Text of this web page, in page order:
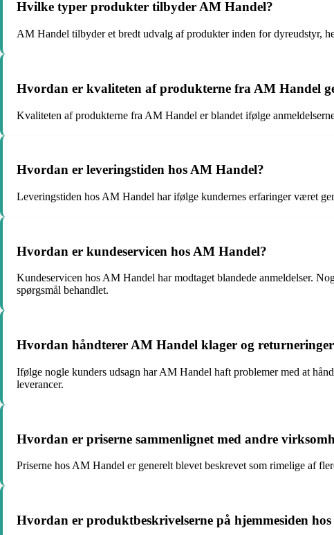
Hvilke typer produkter tilbyder AM Handel?
AM Handel tilbyder et bredt udvalg af produkter inden for dyreudstyr,
Hvordan er kvaliteten af produkterne fra AM Handel
Kvaliteten af produkterne fra AM Handel er blandet ifølge
Hvordan er leveringstiden hos AM Handel?
Leveringstiden hos AM Handel har ifølge kundernes erfaringer været
Hvordan er kundeservicen hos AM Handel?
Kundeservicen hos AM Handel har modtaget blandede anmeldelser.
spørgsmål behandlet.
Hvordan håndterer AM Handel klager og
Ifølge nogle kunders udsagn har AM Handel haft problemer med at
leverancer.
Hvordan er priserne sammenlignet med andre
Priserne hos AM Handel er generelt blevet beskrevet som rimelige af
Hvordan er produktbeskrivelserne på hjemmesiden